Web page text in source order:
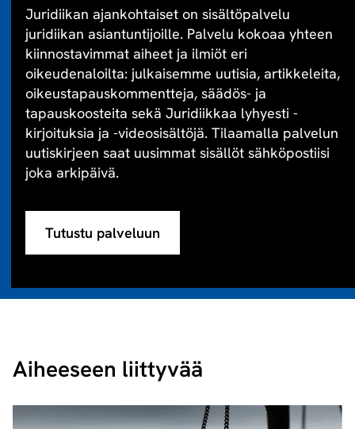
Juridiikan ajankohtaiset on sisältöpalvelu
juridiikan asiantuntijoille. Palvelu kokoaa yhteen
kiinnostavimmat aiheet ja ilmiöt eri
oikeudenaloilta: julkaisemme uutisia, artikkeleita,
oikeustapauskommentteja, säädös- ja
tapauskoosteita sekä Juridiikkaa lyhyesti -
kirjoituksia ja -videosisältöjä. Tilaamalla palvelun
uutiskirjeen saat uusimmat sisällöt sähköpostiisi
joka arkipäivä.
Tutustu palveluun
Aiheeseen liittyvää